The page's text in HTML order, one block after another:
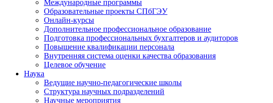
Международные программы
Образовательные проекты СПбГЭУ
Онлайн-курсы
Дополнительное профессиональное образование
Подготовка профессиональных бухгалтеров и аудиторов
Повышение квалификации персонала
Внутренняя система оценки качества образования
Целевое обучение
Наука
Ведущие научно-педагогические школы
Структура научных подразделений
Научные мероприятия